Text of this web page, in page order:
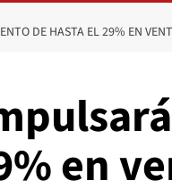
DE HASTA EL 29% EN
en